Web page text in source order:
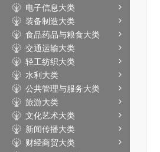
电子信息大类
装备制造大类
食品药品与粮食大类
交通运输大类
轻工纺织大类
水利大类
公共管理与服务大类
旅游大类
文化艺术大类
新闻传播大类
财经商贸大类